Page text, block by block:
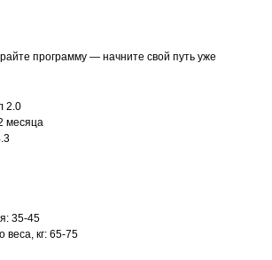
программу — начните свой путь уже
2.0
месяца
35-45
веса, кг: 65-75